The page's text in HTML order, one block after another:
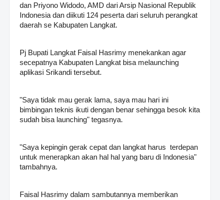
dan Priyono Widodo, AMD dari Arsip Nasional Republik
Indonesia dan diikuti 124 peserta dari seluruh perangkat
daerah se Kabupaten Langkat.
Pj Bupati Langkat Faisal Hasrimy menekankan agar
secepatnya Kabupaten Langkat bisa melaunching
aplikasi Srikandi tersebut.
"Saya tidak mau gerak lama, saya mau hari ini
bimbingan teknis ikuti dengan benar sehingga besok kita
sudah bisa launching" tegasnya.
"Saya kepingin gerak cepat dan langkat harus terdepan
untuk menerapkan akan hal hal yang baru di Indonesia"
tambahnya.
Faisal Hasrimy dalam sambutannya memberikan